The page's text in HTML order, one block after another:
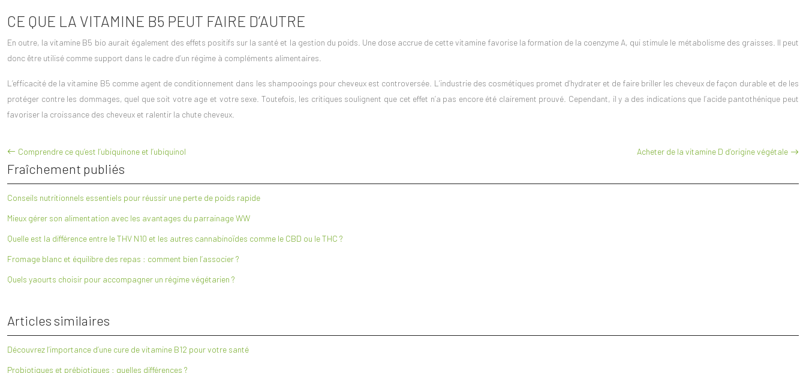
CE QUE LA VITAMINE B5 PEUT FAIRE D’AUTRE
En outre, la vitamine B5 bio aurait également des effets positifs sur la santé et la gestion du poids. Une dose accrue de cette vitamine favorise la formation de la coenzyme A, qui stimule le métabolisme des graisses. Il peut
donc être utilisé comme support dans le cadre d’un régime à compléments alimentaires.
L’efficacité de lavitamine B5 comme agent de conditionnement dans les shampooings pour cheveux est controversée. L’industrie des cosmétiques promet d’hydrater et de faire briller les cheveux de façon durable et de les
protéger contre les dommages, quel que soit votre age et votre sexe. Toutefois, les critiques soulignent que cet effet n’a pas encore été clairement prouvé. Cependant, il y a des indications que l’acide pantothénique peut
favoriser la croissance des cheveux et ralentir la chute cheveux.
Comprendre ce qu’est l’ubiquinone et l’ubiquinol Acheter de la vitamine D d’origine végétale
Fraîchement publiés
Conseils nutritionnels essentiels pour réussir une perte de poids rapide
Mieux gérer son alimentation avec les avantages du parrainage WW
Quelle est la différence entre le THV N10 et les autres cannabinoïdes comme le CBD ou le THC ?
Fromage blanc et équilibre des repas : comment bien l’associer ?
Quels yaourts choisir pour accompagner un régime végétarien ?
Articles similaires
Découvrez l’importance d’une cure de vitamine B12 pour votre santé
Probiotiques et prébiotiques : quelles différences ?